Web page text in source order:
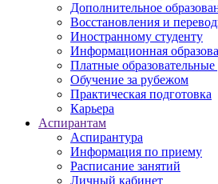
Дополнительное
Восстановления и
Иностранному студенту
Информационная
Платные образовательные
Обучение за рубежом
Практическая подготовка
Карьера
Аспирантам
Аспирантура
Информация по приему
Расписание занятий
Личный кабинет